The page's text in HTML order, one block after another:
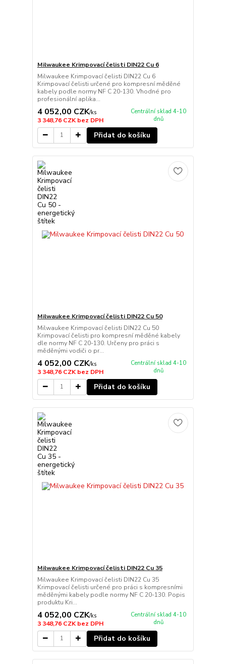
Milwaukee Krimpovací čelisti DIN22 Cu 6
Milwaukee Krimpovací čelisti DIN22 Cu 6
Krimpovací čelisti určené pro kompresní měděné
kabely podle normy NF C 20-130. Vhodné pro
profesionální aplika...
4 052,00 CZK/ks
3 348,76 CZKbez DPH
Centrální sklad 4-10
dnů
Přidat do košíku
Milwaukee Krimpovací čelisti DIN22 Cu 50
Milwaukee Krimpovací čelisti DIN22 Cu 50
Krimpovací čelisti pro kompresní měděné kabely
dle normy NF C 20-130. Určeny pro práci s
měděnými vodiči o pr...
4 052,00 CZK/ks
3 348,76 CZKbez DPH
Centrální sklad 4-10
dnů
Přidat do košíku
Milwaukee Krimpovací čelisti DIN22 Cu 35
Milwaukee Krimpovací čelisti DIN22 Cu 35
Krimpovací čelisti určené pro práci s kompresními
měděnými kabely podle normy NF C 20-130. Popis
produktu Kri...
4 052,00 CZK/ks
3 348,76 CZKbez DPH
Centrální sklad 4-10
dnů
Přidat do košíku